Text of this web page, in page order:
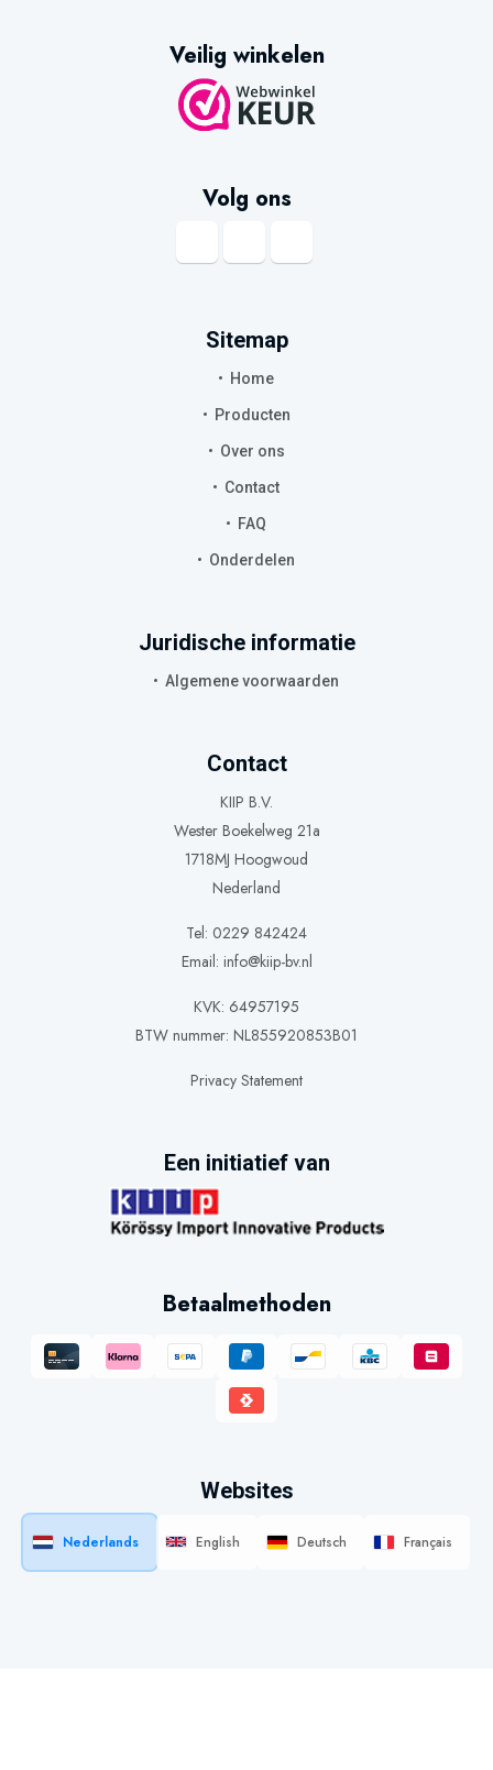
Veilig winkelen
Volg ons
Sitemap
Home
Producten
Over ons
Contact
FAQ
Onderdelen
Juridische informatie
Algemene voorwaarden
Contact
KIIP B.V.
Wester Boekelweg 21a
1718MJ Hoogwoud
Nederland
Tel: 0229 842424
Email: info@kiip-bv.nl
KVK: 64957195
BTW nummer: NL855920853B01
Privacy Statement
Een initiatief van
Betaalmethoden
Websites
Nederlands English Deutsch Français